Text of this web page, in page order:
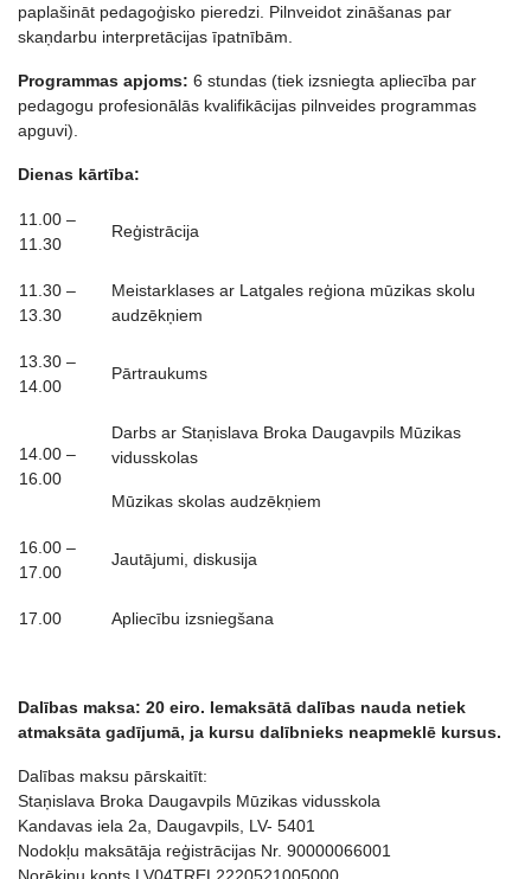
paplašināt pedagoģisko pieredzi. Pilnveidot zināšanas par
skaņdarbu interpretācijas īpatnībām.
Programmas apjoms: 6 stundas (tiek izsniegta apliecība par
pedagogu profesionālās kvalifikācijas pilnveides programmas
apguvi).
Dienas kārtība:
11.00 –
11.30
Reģistrācija
11.30 –
13.30
Meistarklases ar Latgales reģiona mūzikas skolu
audzēkņiem
13.30 –
14.00
Pārtraukums
14.00 –
16.00
Darbs ar Staņislava Broka Daugavpils Mūzikas
vidusskolas
Mūzikas skolas audzēkņiem
16.00 –
17.00
Jautājumi, diskusija
17.00 Apliecību izsniegšana
Dalības maksa: 20 eiro. Iemaksātā dalības nauda netiek
atmaksāta gadījumā, ja kursu dalībnieks neapmeklē kursus.
Dalības maksu pārskaitīt:
Staņislava Broka Daugavpils Mūzikas vidusskola
Kandavas iela 2a, Daugavpils, LV- 5401
Nodokļu maksātāja reģistrācijas Nr. 90000066001
Norēķinu konts LV04TREL2220521005000